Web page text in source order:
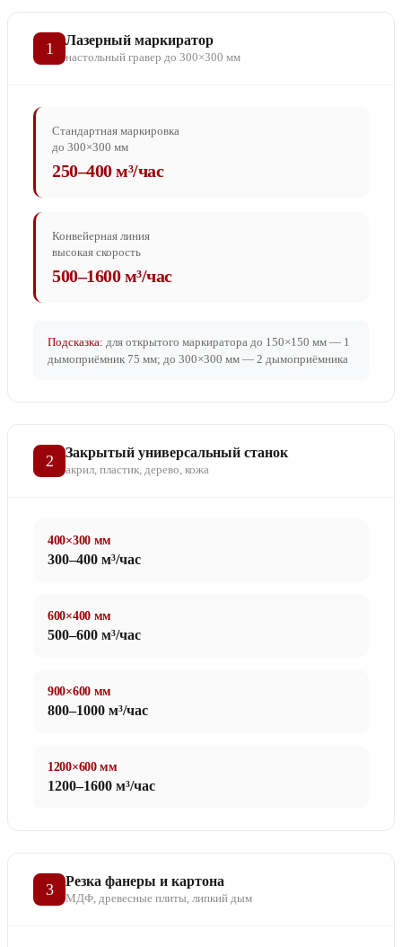
1 Лазерный маркиратор
настольный гравер до 300×300 мм
Стандартная маркировка
до 300×300 мм
250–400 м³/час
Конвейерная линия
высокая скорость
500–1600 м³/час
Подсказка: для открытого маркиратора до 150×150 мм — 1
дымоприёмник 75 мм; до 300×300 мм — 2 дымоприёмника
2 Закрытый универсальный станок
акрил, пластик, дерево, кожа
400×300 мм
300–400 м³/час
600×400 мм
500–600 м³/час
900×600 мм
800–1000 м³/час
1200×600 мм
1200–1600 м³/час
3 Резка фанеры и картона
МДФ, древесные плиты, липкий дым